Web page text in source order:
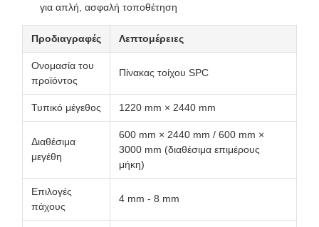
για απλή, ασφαλή τοποθέτηση
Προδιαγραφές Λεπτομέρειες
Ονομασία του
προϊόντος
Πίνακας τοίχου SPC
Τυπικό μέγεθος 1220 mm × 2440 mm
Διαθέσιμα
μεγέθη
600 mm × 2440 mm / 600 mm ×
3000 mm (διαθέσιμα επιμέρους
μήκη)
Επιλογές
πάχους
4 mm - 8 mm